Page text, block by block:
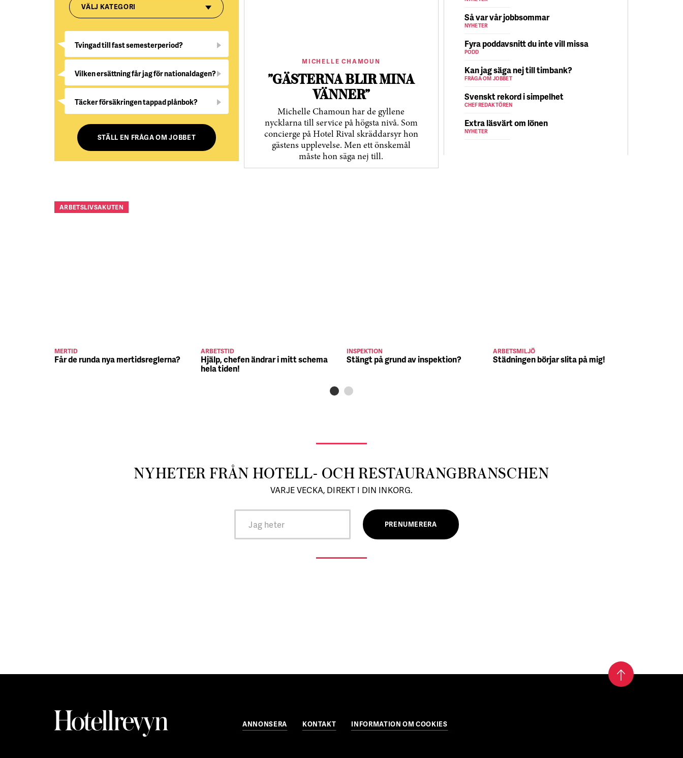
VÄLJ KATEGORI
Tvingad till fast semesterperiod?
Vilken ersättning får jag för nationaldagen?
Täcker försäkringen tappad plånbok?
STÄLL EN FRÅGA OM JOBBET
MICHELLE CHAMOUN
”GÄSTERNA BLIR MINA
VÄNNER”
Michelle Chamoun har de gyllene
nycklarna till service på högsta nivå. Som
concierge på Hotel Rival skräddarsyr hon
gästens upp­levelse. Men ett önskemål
måste hon säga nej till.
Så var vår jobbsommar
NYHETER
Fyra poddavsnitt du inte vill missa
PODD
Kan jag säga nej till timbank?
FRÅGA OM JOBBET
Svenskt rekord i simpelhet
CHEFREDAKTÖREN
Extra läsvärt om lönen
NYHETER
ARBETSLIVSAKUTEN
MERTID
Får de runda nya mertidsreglerna?
ARBETSTID
Hjälp, chefen ändrar i mitt schema
hela tiden!
INSPEKTION
Stängt på grund av inspektion?
ARBETSMILJÖ
Städningen börjar slita på mig!
NYHETER FRÅN HOTELL- OCH RESTAURANGBRANSCHEN
VARJE VECKA, DIREKT I DIN INKORG.
ANNONSERA KONTAKT INFORMATION OM COOKIES